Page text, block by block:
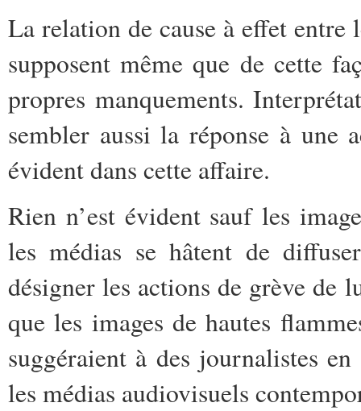
La relation de cause à effet entre
supposent même que de cette
propres manquements.
sembler aussi la réponse à une
évident dans cette affaire.
Rien n’est évident sauf les
les médias se hâtent de
désigner les actions de grève de
que les images de hautes
suggéraient à des journalistes
les médias audiovisuels